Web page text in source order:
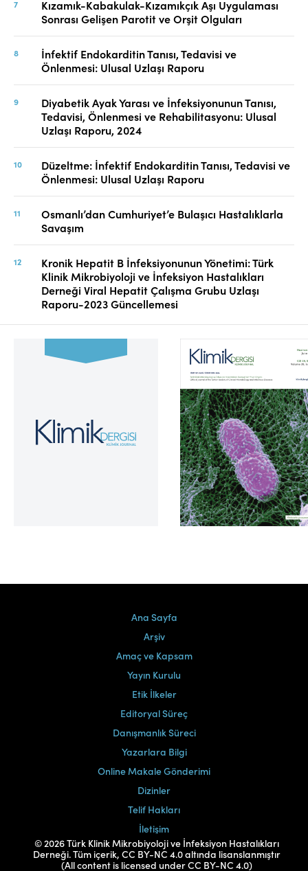
Kızamık-Kabakulak-Kızamıkçık Aşı Uygulaması
Sonrası Gelişen Parotit ve Orşit Olguları
İnfektif Endokarditin Tanısı, Tedavisi ve
Önlenmesi: Ulusal Uzlaşı Raporu
Diyabetik Ayak Yarası ve İnfeksiyonunun Tanısı,
Tedavisi, Önlenmesi ve Rehabilitasyonu: Ulusal
Uzlaşı Raporu, 2024
Düzeltme: İnfektif Endokarditin Tanısı, Tedavisi ve
Önlenmesi: Ulusal Uzlaşı Raporu
Osmanlı’dan Cumhuriyet’e Bulaşıcı Hastalıklarla
Savaşım
Kronik Hepatit B İnfeksiyonunun Yönetimi: Türk
Klinik Mikrobiyoloji ve İnfeksiyon Hastalıkları
Derneği Viral Hepatit Çalışma Grubu Uzlaşı
Raporu-2023 Güncellemesi
Cilt 39, Sayı 2
Ana Sayfa
Arşiv
Amaç ve Kapsam
Yayın Kurulu
Etik İlkeler
Editoryal Süreç
Danışmanlık Süreci
Yazarlara Bilgi
Online Makale Gönderimi
Dizinler
Telif Hakları
İletişim
© 2026 Türk Klinik Mikrobiyoloji ve İnfeksiyon Hastalıkları
Derneği. Tüm içerik, CC BY-NC 4.0 altında lisanslanmıştır
(All content is licensed under CC BY-NC 4.0)